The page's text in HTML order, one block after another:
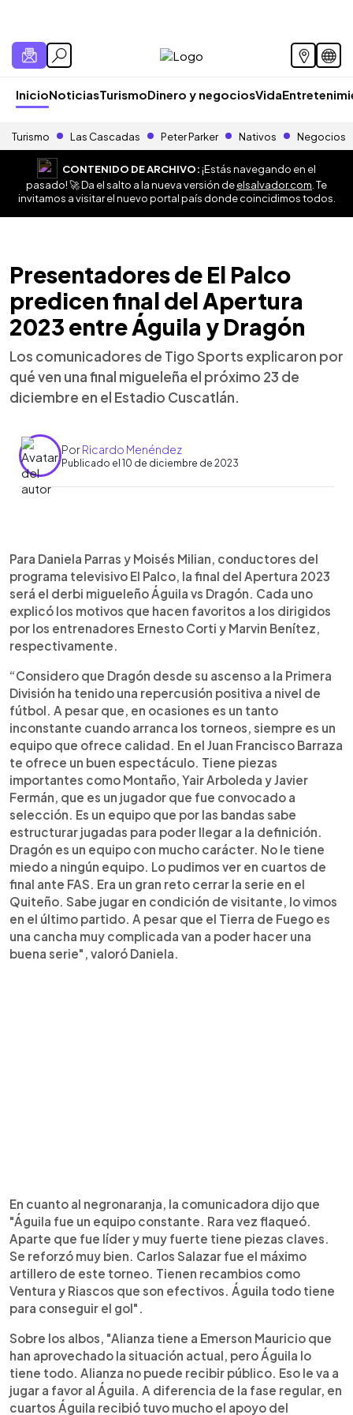
InicioNoticiasTurismoDinero y negociosVida
Turismo Las Cascadas Peter Parker Nativos Negocios
CONTENIDO DE ARCHIVO:¡Estás navegando en el
pasado! 🚀 Da el salto a la nueva versión deelsalvador.com . Te
invitamos a visitar el nuevo portal país donde coincidimos todos.
Presentadores de El Palco
predicen final del Apertura
2023 entre Águila y Dragón
Los comunicadores de Tigo Sports explicaron por
qué ven una final migueleña el próximo 23 de
diciembre en el Estadio Cuscatlán.
PorRicardo Menéndez
Publicado el 10 de diciembre de 2023
Escuchar artículo
Para Daniela Parras y Moisés Milian, conductores del
programa televisivo El Palco, la final del Apertura 2023
será el derbi migueleño Águila vs Dragón. Cada uno
explicó los motivos que hacen favoritos a los dirigidos
por los entrenadores Ernesto Corti y Marvin Benítez,
respectivamente.
“Considero que Dragón desde su ascenso a la Primera
División ha tenido una repercusión positiva a nivel de
fútbol. A pesar que, en ocasiones es un tanto
inconstante cuando arranca los torneos, siempre es un
equipo que ofrece calidad. En el Juan Francisco Barraza
te ofrece un buen espectáculo. Tiene piezas
importantes como Montaño, Yair Arboleda y Javier
Fermán, que es un jugador que fue convocado a
selección. Es un equipo que por las bandas sabe
estructurar jugadas para poder llegar a la definición.
Dragón es un equipo con mucho carácter. No le tiene
miedo a ningún equipo. Lo pudimos ver en cuartos de
final ante FAS. Era un gran reto cerrar la serie en el
Quiteño. Sabe jugar en condición de visitante, lo vimos
en el último partido. A pesar que el Tierra de Fuego es
una cancha muy complicada van a poder hacer una
buena serie", valoró Daniela.
En cuanto al negronaranja, la comunicadora dijo que
"Águila fue un equipo constante. Rara vez flaqueó.
Aparte que fue líder y muy fuerte tiene piezas claves.
Se reforzó muy bien. Carlos Salazar fue el máximo
artillero de este torneo. Tienen recambios como
Ventura y Riascos que son efectivos. Águila todo tiene
para conseguir el gol".
Sobre los albos, "Alianza tiene a Emerson Mauricio que
han aprovechado la situación actual, pero Águila lo
tiene todo. Alianza no puede recibir público. Eso le va a
jugar a favor al Águila. A diferencia de la fase regular, en
cuartos Águila recibió tuvo mucho el apoyo del